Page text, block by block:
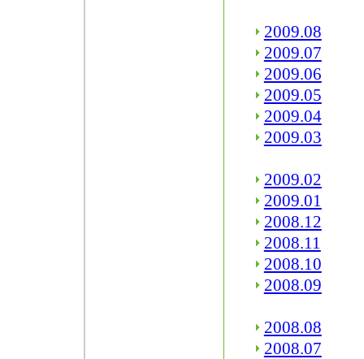
2009.08
2009.07
2009.06
2009.05
2009.04
2009.03
2009.02
2009.01
2008.12
2008.11
2008.10
2008.09
2008.08
2008.07